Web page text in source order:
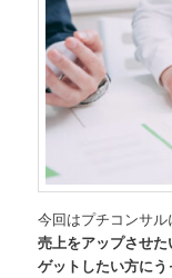
今回はプチコンサル
売上をアップさせ
ゲットしたい方に